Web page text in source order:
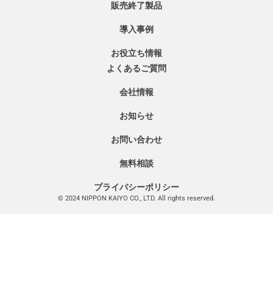
販売終了製品
導入事例
お役立ち情報
よくあるご質問
会社情報
お知らせ
お問い合わせ
無料相談
プライバシーポリシー
© 2024 NIPPON KAIYO CO., LTD. All rights reserved.